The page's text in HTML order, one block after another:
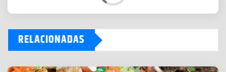
r
a
n
d
RELACIONADAS